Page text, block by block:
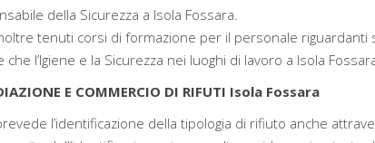
della Sicurezza a Isola Fossara.
tenuti corsi di formazione per il personale riguardanti
che l’Igiene e la Sicurezza nei luoghi di lavoro a Isola
E COMMERCIO DI RIFUTI Isola Fossara
l’identificazione della tipologia di rifiuto anche